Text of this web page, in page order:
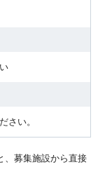
さい。
、募集施設から直接